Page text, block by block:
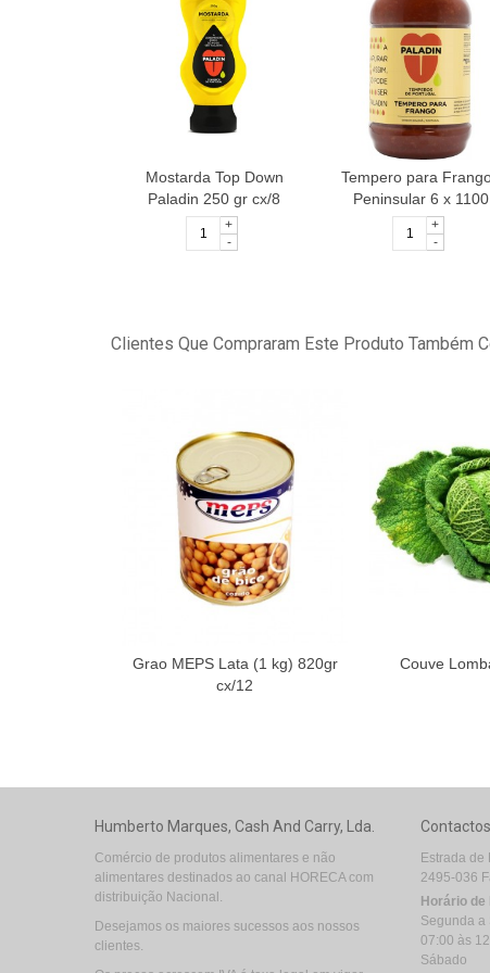
Mostarda Top Down
Paladin 250 gr cx/8
-
+
Tempero para
Peninsular 6 x 1100
-
+
Clientes Que Compraram Este Produto Também
Grao MEPS Lata (1 kg) 820gr
cx/12
Couve
Humberto Marques, Cash And Carry, Lda.
Comércio de produtos alimentares e não
alimentares destinados ao canal HORECA com
distribuição Nacional.
Desejamos os maiores sucessos aos nossos
clientes.
Contactos
Estrada de
2495-036
Horário
Segunda a
07:00 às
Sábado